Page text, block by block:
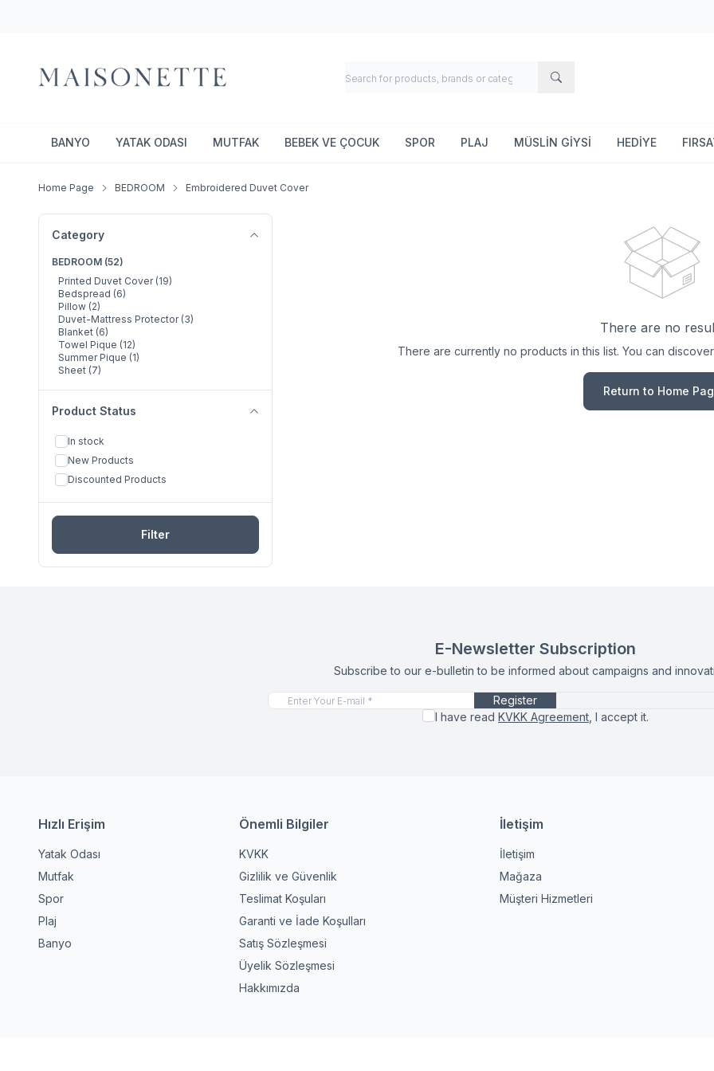
BANYO YATAK ODASI MUTFAK BEBEK VE ÇOCUK SPOR PLAJ MÜSLİN GİYSİ HEDİYE
Home Page BEDROOM Embroidered Duvet Cover
Category
BEDROOM (52)
Printed Duvet Cover (19)
Bedspread (6)
Pillow (2)
Duvet-Mattress Protector (3)
Blanket (6)
Towel Pique (12)
Summer Pique (1)
Sheet (7)
Product Status
In stock
New Products
Discounted Products
Filter
There are no
There are currently no products in this list. You can
Return to Home
E-Newsletter Subscription
Subscribe to our e-bulletin to be informed about campaigns and
Register
I have read KVKK Agreement , I accept it.
Hızlı Erişim
Yatak Odası
Mutfak
Spor
Plaj
Banyo
Önemli Bilgiler
KVKK
Gizlilik ve Güvenlik
Teslimat Koşuları
Garanti ve İade Koşulları
Satış Sözleşmesi
Üyelik Sözleşmesi
Hakkımızda
İletişim
İletişim
Mağaza
Müşteri Hizmetleri